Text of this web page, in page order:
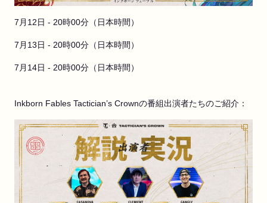
7月12日 - 20時00分（日本時間）
7月13日 - 20時00分（日本時間）
7月14日 - 20時00分（日本時間）
Inkborn Fables Tactician’s Crownの番組出演者たちのご紹介：